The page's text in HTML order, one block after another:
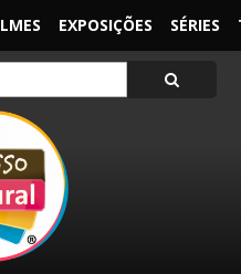
EXPOSIÇÕES SÉRIES